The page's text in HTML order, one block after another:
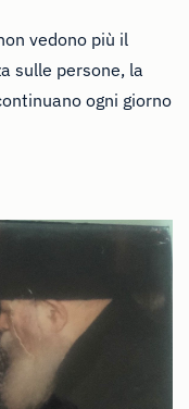
vedono più il
sulle persone, la
ogni giorno